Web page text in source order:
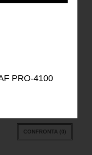
PRO-4100
CONFRONTA ( 0 )